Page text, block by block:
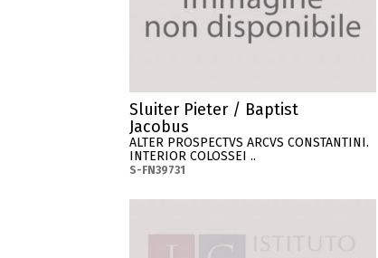
Sluiter Pieter / Baptist
Jacobus
ALTER PROSPECTVS ARCVS CONSTANTINI.
INTERIOR COLOSSEI ..
S-FN39731